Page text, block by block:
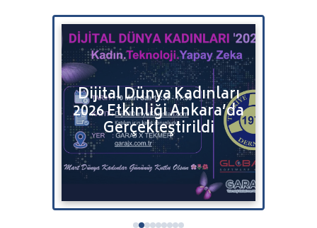
Dijital Dünya Kadınları
2026 Etkinliği Ankara’da
Gerçekleştirildi